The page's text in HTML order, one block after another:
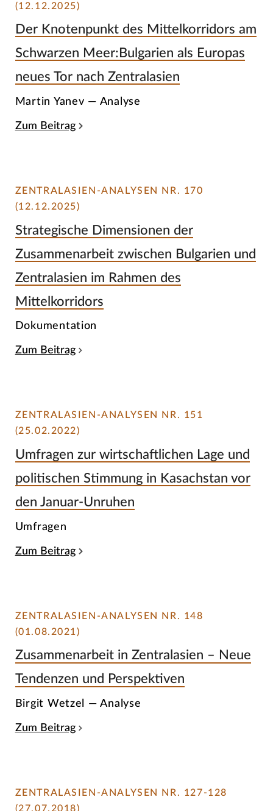
(12.12.2025)
Der Knotenpunkt des Mittelkorridors am
Schwarzen Meer:Bulgarien als Europas
neues Tor nach Zentralasien
Martin Yanev — Analyse
Zum Beitrag
ZENTRALASIEN-ANALYSEN NR. 170
(12.12.2025)
Strategische Dimensionen der
Zusammenarbeit zwischen Bulgarien und
Zentralasien im Rahmen des
Mittelkorridors
Dokumentation
Zum Beitrag
ZENTRALASIEN-ANALYSEN NR. 151
(25.02.2022)
Umfragen zur wirtschaftlichen Lage und
politischen Stimmung in Kasachstan vor
den Januar-Unruhen
Umfragen
Zum Beitrag
ZENTRALASIEN-ANALYSEN NR. 148
(01.08.2021)
Zusammenarbeit in Zentralasien – Neue
Tendenzen und Perspektiven
Birgit Wetzel — Analyse
Zum Beitrag
ZENTRALASIEN-ANALYSEN NR. 127-128
(27.07.2018)